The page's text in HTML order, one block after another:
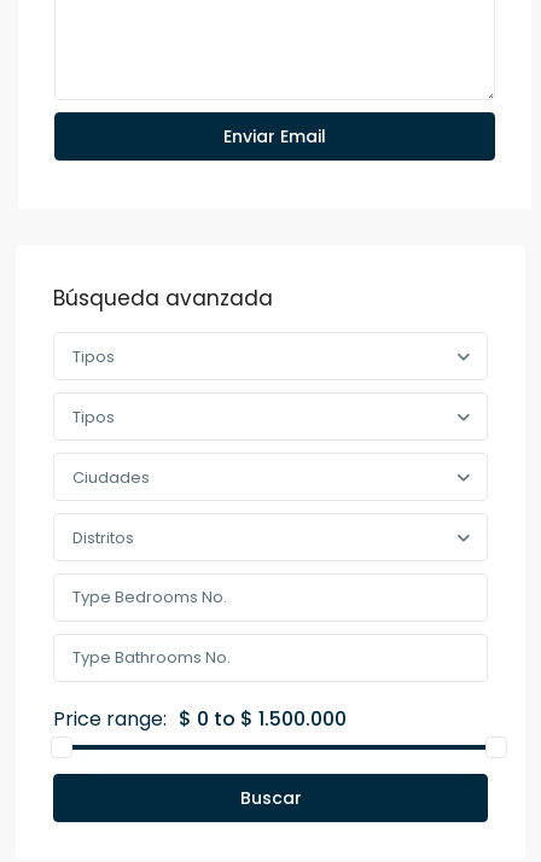
Búsqueda avanzada
Tipos
Tipos
Ciudades
Distritos
Price range: $ 0 to $ 1.500.000
Buscar